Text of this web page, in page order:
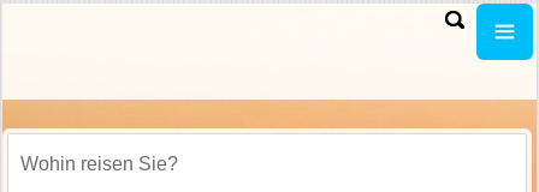
Wohin reisen Sie?